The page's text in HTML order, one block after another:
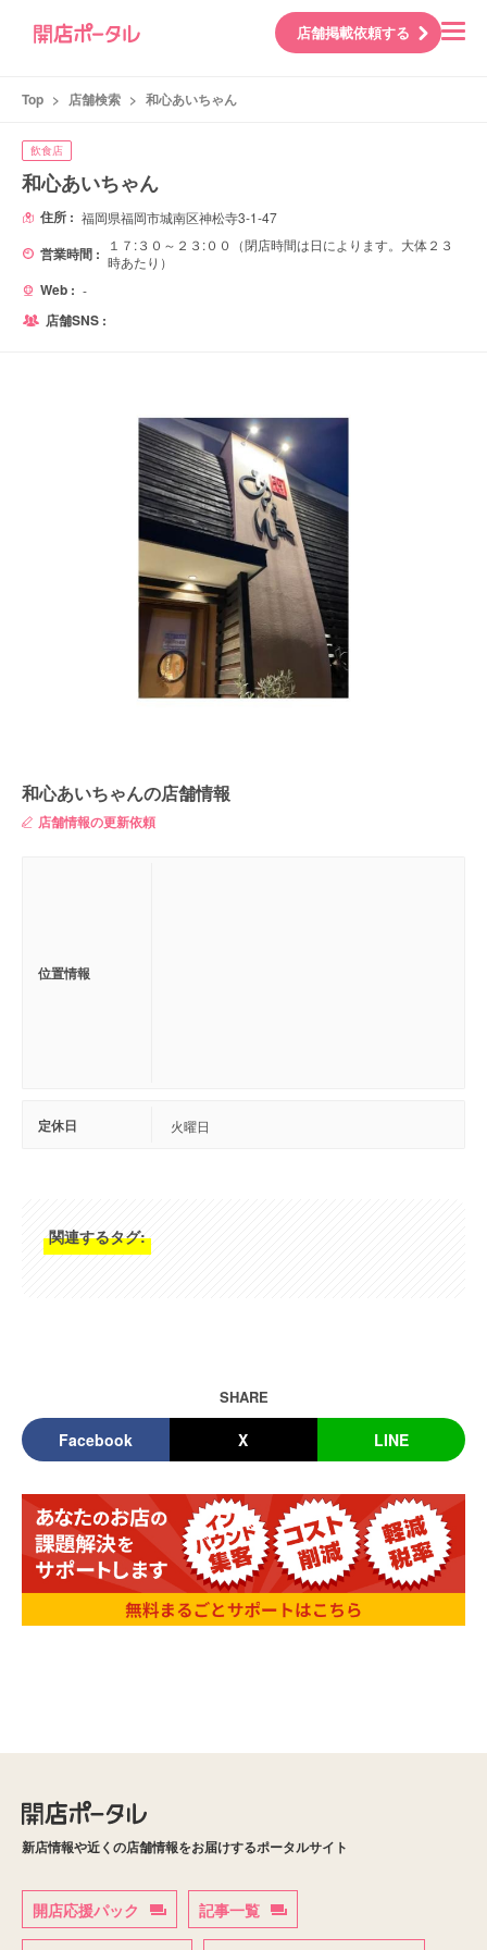
店舗掲載依頼する
Top > 店舗検索 > 和心あいちゃん
飲食店
和心あいちゃん
住所 : 福岡県福岡市城南区神松寺3-1-47
営業時間 :
１７:３０～２３:００（閉店時間は日によります。大体２３
時あたり）
Web : -
店舗SNS :
和心あいちゃんの店舗情報
店舗情報の更新依頼
位置情報
定休日 火曜日
関連するタグ:
SHARE
Facebook X LINE
新店情報や近くの店舗情報をお届けするポータルサイト
開店応援パック 記事一覧